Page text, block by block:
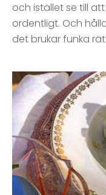
och istället se till
ordentligt. Och
det brukar funka